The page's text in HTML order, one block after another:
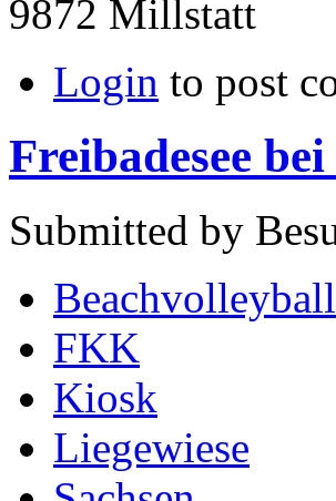
9872 Millstatt
Login to post
Freibadesee
Submitted by
Beachvolleyball
FKK
Kiosk
Liegewiese